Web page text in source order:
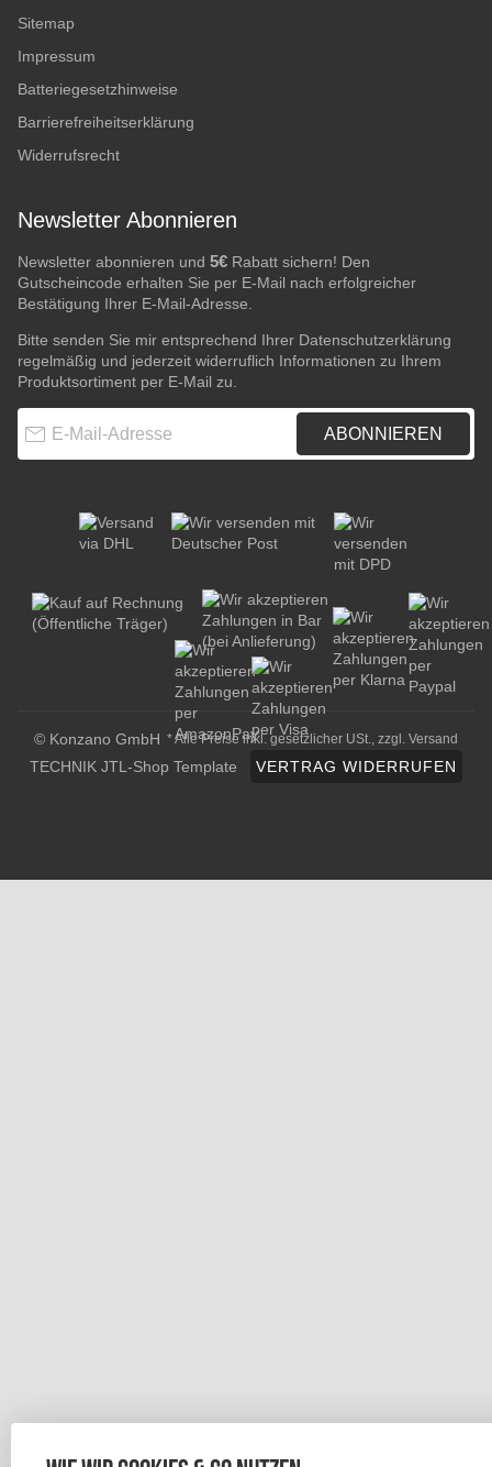
Sitemap
Impressum
Batteriegesetzhinweise
Barrierefreiheitserklärung
Widerrufsrecht
Newsletter Abonnieren
Newsletter abonnieren und 5€ Rabatt sichern! Den
Gutscheincode erhalten Sie per E-Mail nach erfolgreicher
Bestätigung Ihrer E-Mail-Adresse.
Bitte senden Sie mir entsprechend Ihrer Datenschutzerklärung
regelmäßig und jederzeit widerruflich Informationen zu Ihrem
Produktsortiment per E-Mail zu.
ABONNIEREN
© Konzano GmbH * Alle Preise inkl. gesetzlicher USt., zzgl. Versand
TECHNIK JTL-Shop Template VERTRAG WIDERRUFEN